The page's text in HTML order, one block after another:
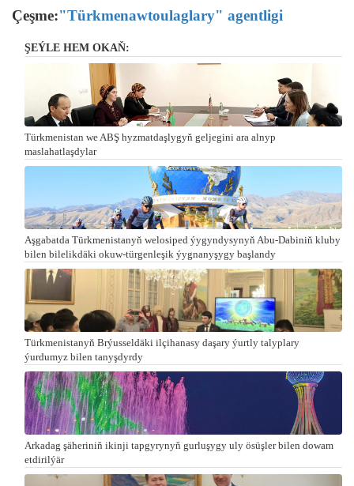
Çeşme:"Türkmenawtoulaglary" agentligi
ŞEÝLE HEM OKAŇ:
Türkmenistan we ABŞ hyzmatdaşlygyň geljegini ara alnyp
maslahatlaşdylar
Aşgabatda Türkmenistanyň welosiped ýygyndysynyň Abu-Dabiniň kluby
bilen bilelikdäki okuw-türgenleşik ýygnanyşygy başlandy
Türkmenistanyň Brýusseldäki ilçihanasy daşary ýurtly talyplary
ýurdumyz bilen tanyşdyrdy
Arkadag şäheriniň ikinji tapgyrynyň gurluşygy uly ösüşler bilen dowam
etdirilýär